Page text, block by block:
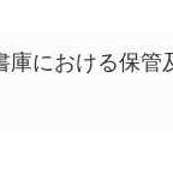
における保管